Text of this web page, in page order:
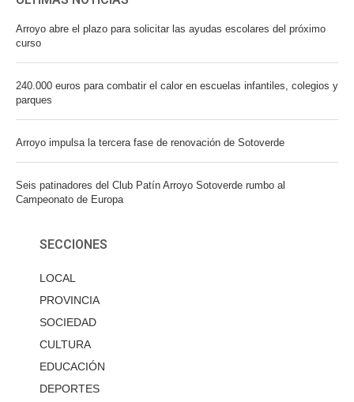
Arroyo abre el plazo para solicitar las ayudas escolares del próximo
curso
240.000 euros para combatir el calor en escuelas infantiles, colegios y
parques
Arroyo impulsa la tercera fase de renovación de Sotoverde
Seis patinadores del Club Patín Arroyo Sotoverde rumbo al
Campeonato de Europa
SECCIONES
LOCAL
PROVINCIA
SOCIEDAD
CULTURA
EDUCACIÓN
DEPORTES